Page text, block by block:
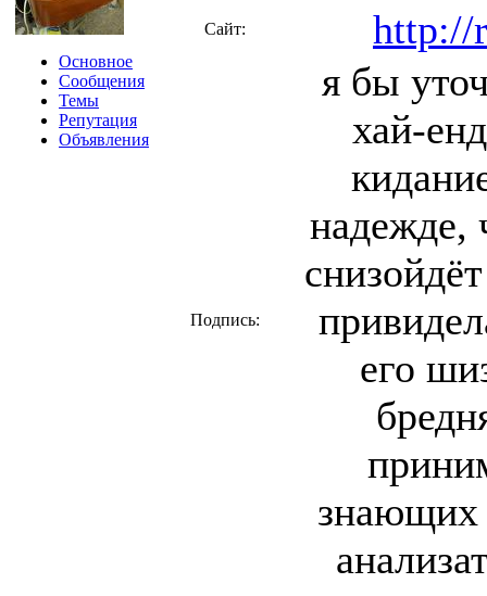
Основное
Сообщения
Темы
Репутация
Объявления
Сайт: http://
Подпись:
я бы
хай-
надежде,
его
знающих